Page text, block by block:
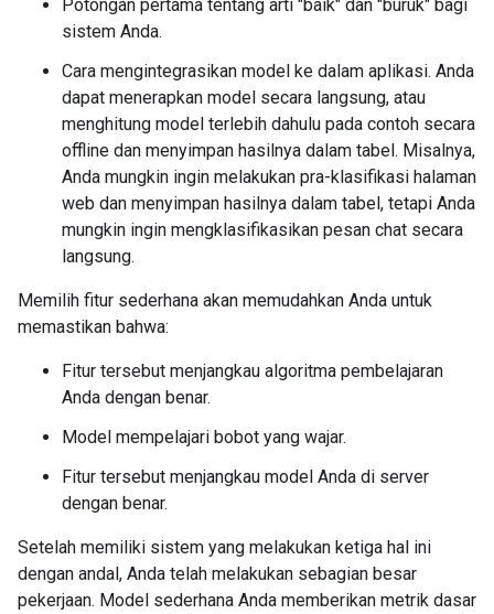
Potongan pertama tentang arti "baik" dan "buruk" bagi
sistem Anda.
Cara mengintegrasikan model ke dalam aplikasi. Anda
dapat menerapkan model secara langsung, atau
menghitung model terlebih dahulu pada contoh secara
offline dan menyimpan hasilnya dalam tabel. Misalnya,
Anda mungkin ingin melakukan pra-klasifikasi halaman
web dan menyimpan hasilnya dalam tabel, tetapi Anda
mungkin ingin mengklasifikasikan pesan chat secara
langsung.
Memilih fitur sederhana akan memudahkan Anda untuk
memastikan bahwa:
Fitur tersebut menjangkau algoritma pembelajaran
Anda dengan benar.
Model mempelajari bobot yang wajar.
Fitur tersebut menjangkau model Anda di server
dengan benar.
Setelah memiliki sistem yang melakukan ketiga hal ini
dengan andal, Anda telah melakukan sebagian besar
pekerjaan. Model sederhana Anda memberikan metrik dasar